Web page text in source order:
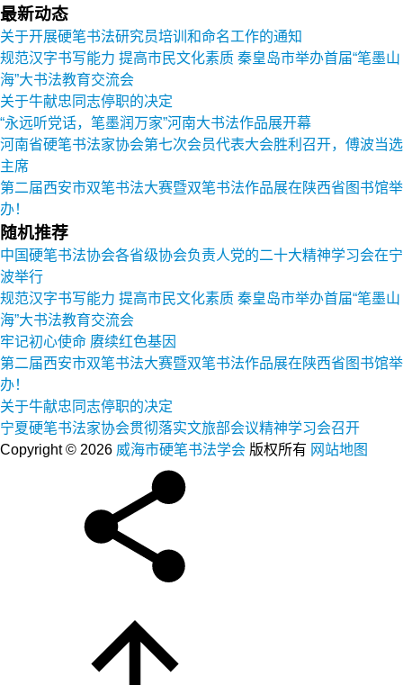
最新动态
关于开展硬笔书法研究员培训和命名工作的通知
规范汉字书写能力 提高市民文化素质 秦皇岛市举办首届“笔墨山
海”大书法教育交流会
关于牛献忠同志停职的决定
“永远听党话，笔墨润万家”河南大书法作品展开幕
河南省硬笔书法家协会第七次会员代表大会胜利召开，傅波当选
主席
第二届西安市双笔书法大赛暨双笔书法作品展在陕西省图书馆举
办！
随机推荐
中国硬笔书法协会各省级协会负责人党的二十大精神学习会在宁
波举行
规范汉字书写能力 提高市民文化素质 秦皇岛市举办首届“笔墨山
海”大书法教育交流会
牢记初心使命 赓续红色基因
第二届西安市双笔书法大赛暨双笔书法作品展在陕西省图书馆举
办！
关于牛献忠同志停职的决定
宁夏硬笔书法家协会贯彻落实文旅部会议精神学习会召开
Copyright © 2026 威海市硬笔书法学会 版权所有 网站地图